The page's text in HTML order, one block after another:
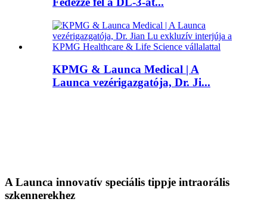
KPMG & Launca Medical | A
Launca vezérigazgatója, Dr. Ji...
A Launca innovatív speciális tippje intraorális
szkennerekhez